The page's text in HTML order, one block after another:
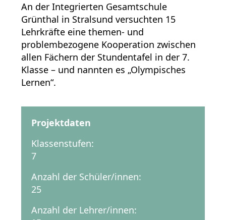
An der Integrierten Gesamtschule
Grünthal in Stralsund versuchten 15
Lehrkräfte eine themen- und
problembezogene Kooperation zwischen
allen Fächern der Stundentafel in der 7.
Klasse – und nannten es „Olympisches
Lernen“.
Projektdaten
Klassenstufen:
7
Anzahl der Schüler/innen:
25
Anzahl der Lehrer/innen: